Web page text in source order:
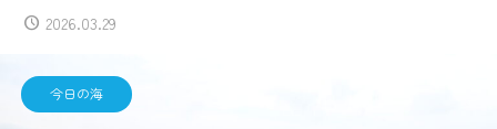
2026.03.29
今日の海